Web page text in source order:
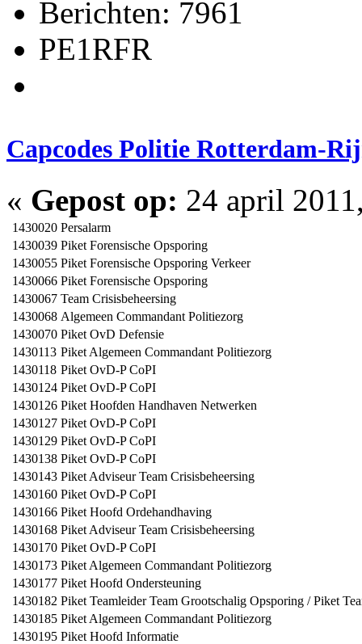
Berichten: 7961
PE1RFR
Capcodes Politie Rotterdam-
« Gepost op: 24 april
1430020 Persalarm
1430039 Piket Forensische Opsporing
1430055 Piket Forensische Opsporing Verkeer
1430066 Piket Forensische Opsporing
1430067 Team Crisisbeheersing
1430068 Algemeen Commandant Politiezorg
1430070 Piket OvD Defensie
1430113 Piket Algemeen Commandant Politiezorg
1430118 Piket OvD-P CoPI
1430124 Piket OvD-P CoPI
1430126 Piket Hoofden Handhaven Netwerken
1430127 Piket OvD-P CoPI
1430129 Piket OvD-P CoPI
1430138 Piket OvD-P CoPI
1430143 Piket Adviseur Team Crisisbeheersing
1430160 Piket OvD-P CoPI
1430166 Piket Hoofd Ordehandhaving
1430168 Piket Adviseur Team Crisisbeheersing
1430170 Piket OvD-P CoPI
1430173 Piket Algemeen Commandant Politiezorg
1430177 Piket Hoofd Ondersteuning
1430182 Piket Teamleider Team Grootschalig Opsporing / Piket
1430185 Piket Algemeen Commandant Politiezorg
1430195 Piket Hoofd Informatie